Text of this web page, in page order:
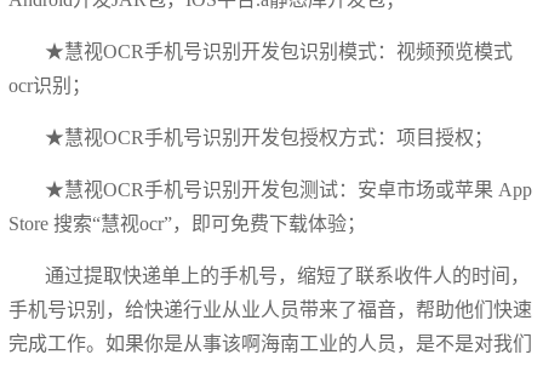
★慧视OCR手机号识别开发包识别模式：视频预览模式
ocr识别；
★慧视OCR手机号识别开发包授权方式：项目授权；
★慧视OCR手机号识别开发包测试：安卓市场或苹果 App
Store 搜索“慧视ocr”，即可免费下载体验；
通过提取快递单上的手机号，缩短了联系收件人的时间，
手机号识别，给快递行业从业人员带来了福音，帮助他们快速
完成工作。如果你是从事该啊海南工业的人员，是不是对我们